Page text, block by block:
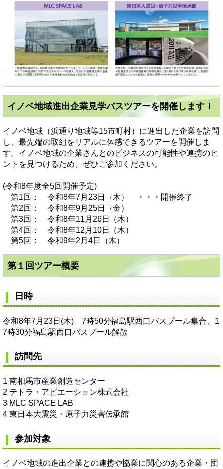
イノベ地域進出企業見学バスツアーを開催します！
イノベ地域（浜通り地域等15市町村）に進出した企業を訪問
し、最先端の取組をリアルに体感できるツアーを開催しま
す。イノベ地域の企業さんとのビジネスの可能性や連携のヒ
ントを見つけるため、ぜひご参加ください。
(令和8年度全5回開催予定)
第1回： 令和8年7月23日（木） ・・・開催終了
第2回： 令和8年9月25日（金）
第3回： 令和8年11月26日（木）
第4回： 令和8年12月10日（木）
第5回： 令和9年2月4日（木）
第１回ツアー概要
日時
令和8年7月23日(木) 7時50分福島駅西口バスプール集合、1
7時30分福島駅西口バスプール解散
訪問先
1 南相馬市産業創造センター
2 テトラ・アビエーション株式会社
3 MLC SPACE LAB
4 東日本大震災・原子力災害伝承館
参加対象
イノベ地域の進出企業との連携や協業に関心のある企業・団